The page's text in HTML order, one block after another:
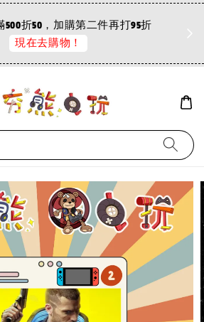
500折50，加購第二件再打95折
現在去購物！